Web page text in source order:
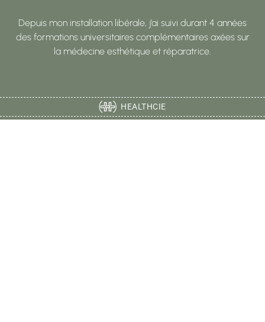
Depuis mon installation libérale, j’ai suivi durant 4 années
des formations universitaires complémentaires axées sur
la médecine esthétique et réparatrice.
HEALTHCIE